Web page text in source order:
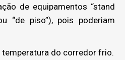
de equipamentos “stand
“de piso”), pois poderiam
temperatura do corredor frio.